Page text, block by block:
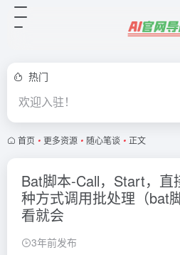
热门
欢迎入驻！
首页 • 更多资源 • 随心笔谈 • 正文
Bat脚本-Call，Start，直
种方式调用批处理（bat
看就会
3年前发布